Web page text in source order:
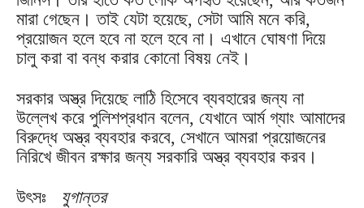
মারা গেছেন। তাই যেটা হয়েছে, সেটা আমি মনে করি,
প্রয়োজন হলে হবে না হলে হবে না। এখানে ঘোষণা দিয়ে
চালু করা বা বন্ধ করার কোনো বিষয় নেই।
সরকার অস্ত্র দিয়েছে লাঠি হিসেবে ব্যবহারের জন্য না
উল্লেখ করে পুলিশপ্রধান বলেন, যেখানে আর্ম গ্যাং আমাদের
বিরুদ্ধে অস্ত্র ব্যবহার করবে, সেখানে আমরা প্রয়োজনের
নিরিখে জীবন রক্ষার জন্য সরকারি অস্ত্র ব্যবহার করব।
উৎসঃ যুগান্তর